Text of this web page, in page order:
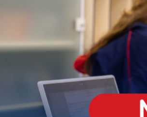
MÉDIO
igh School
Dupla Diplomação